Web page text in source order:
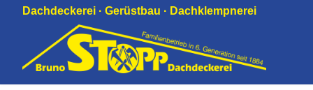
Dachdeckerei · Gerüstbau · Dachklempnerei